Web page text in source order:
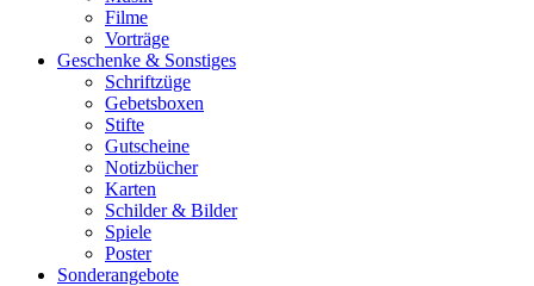
Filme
Vorträge
Geschenke & Sonstiges
Schriftzüge
Gebetsboxen
Stifte
Gutscheine
Notizbücher
Karten
Schilder & Bilder
Spiele
Poster
Sonderangebote